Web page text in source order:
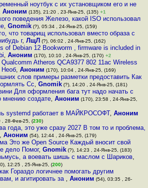
ноутбук с их установщиком его и не
Аноним (135), 21:20 , 23-Янв-25, (135) +1
поведения Железо, какой ISO использовал
, Gnomik(?), 05:34 , 24-Янв-25, (159)
что товарищ использовал вместо образа с
г, ЛщЛ (?), 06:02 , 24-Янв-25, (162)
of Debian 12 Bookworm , firmware is included in
,Аноним (170), 10:10 , 24-Янв-25, (170) +2
Atheros QCA9377 802 11ac Wireless
Необ, Аноним (170), 10:04 , 24-Янв-25, (169)
слов примеры разметки предоставить Как
Сс,Gnomik (?), 14:20 , 24-Янв-25, (181)
Для оформления бага тут надо начать с
мнению создате, Аноним (170), 23:58 , 24-Янв-25,
systemd работает в МАЙКРОСОФТ, Аноним
, 28-Фев-25, (230)
года, это уже сразу 2027 В том то и проблема,
Аноним (54), 12:44 , 24-Янв-25, (179)
Это же Open Source Каждый вносит свой
дело Помог,Gnomik (?), 14:23 , 24-Янв-25, (183)
а воевать шишь с маслом с Шариков,
12:25 , 25-Янв-25, (200)
Гораздо логичнее помогать другим
и агитировать за , Аноним (54), 03:35 , 26-